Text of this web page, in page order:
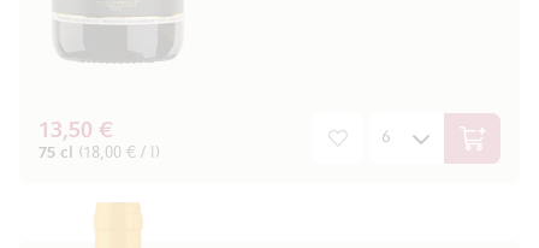
13,50 €
75 cl (18,00 € / l) In den